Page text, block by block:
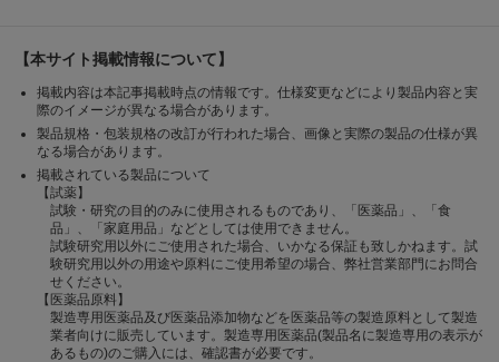
【本サイト掲載情報について】
掲載内容は本記事掲載時点の情報です。仕様変更などにより製品内容と実
際のイメージが異なる場合があります。
製品規格・包装規格の改訂が行われた場合、画像と実際の製品の仕様が異
なる場合があります。
掲載されている製品について
【試薬】
試験・研究の目的のみに使用されるものであり、「医薬品」、「食
品」、「家庭用品」などとしては使用できません。
試験研究用以外にご使用された場合、いかなる保証も致しかねます。試
験研究用以外の用途や原料にご使用希望の場合、弊社営業部門にお問合
せください。
【医薬品原料】
製造専用医薬品及び医薬品添加物などを医薬品等の製造原料として製造
業者向けに販売しています。製造専用医薬品(製品名に製造専用の表示が
あるもの)のご購入には、確認書が必要です。